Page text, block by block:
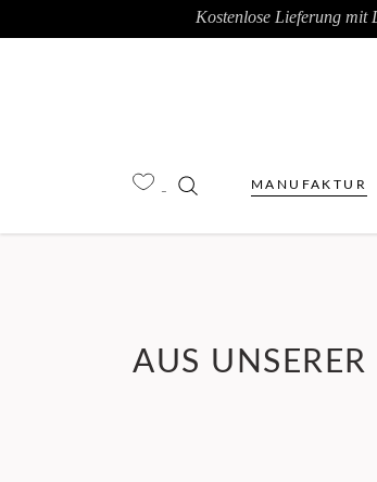
Kostenlose Lieferung mit
MANUFAKTUR
AUS